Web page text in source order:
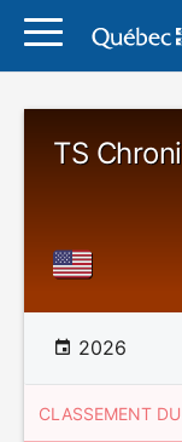
TS
2026
CLASSEMENT